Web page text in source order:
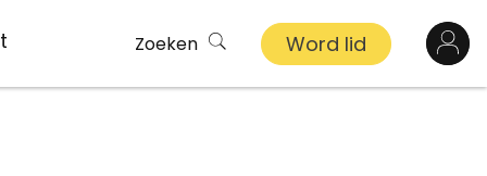
Zoeken Word lid